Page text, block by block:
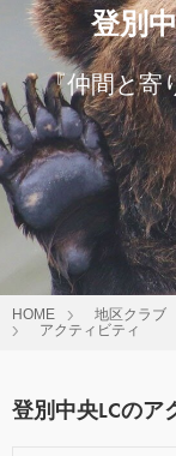
登別
『仲間と
HOME 地区クラブ
アクティビティ
登別中央LCのア